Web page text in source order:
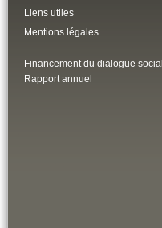
Liens utiles
Mentions légales
Financement du dialogue social
Rapport annuel